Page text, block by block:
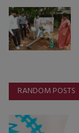
RANDOM POSTS
સ્વાસ્થ્ય